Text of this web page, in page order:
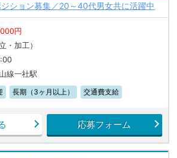
ジション募集／20～40代男女共に活躍中
円
・加工）
線一社駅
長期（3ヶ月以上） 交通費支給
応募フォーム